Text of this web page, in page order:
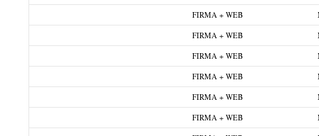
FIRMA + WEB
FIRMA + WEB
FIRMA + WEB
FIRMA + WEB
FIRMA + WEB
FIRMA + WEB